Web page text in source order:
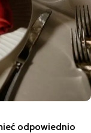
odpowiednio